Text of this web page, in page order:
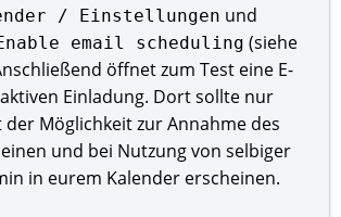
/ Einstellungen und
email scheduling (siehe
öffnet zum Test eine E-
Einladung. Dort sollte nur
der Möglichkeit zur Annahme des
und bei Nutzung von selbiger
in eurem Kalender erscheinen.